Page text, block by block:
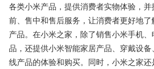
各类小米产品，提供消费者实物体验，并
前、售中和售后服务，让消费者更好地
产品。在小米之家，除了销售小米手机
品，还提供小米智能家居产品、穿戴设
线产品的体验和购买。同时，小米之家